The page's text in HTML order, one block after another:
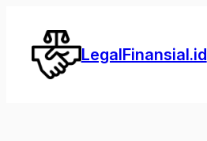
konten
LegalFinansial.id